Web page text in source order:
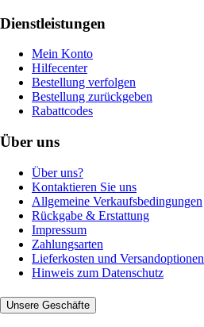
Dienstleistungen
Mein Konto
Hilfecenter
Bestellung verfolgen
Bestellung zurückgeben
Rabattcodes
Über uns
Über uns?
Kontaktieren Sie uns
Allgemeine Verkaufsbedingungen
Rückgabe & Erstattung
Impressum
Zahlungsarten
Lieferkosten und Versandoptionen
Hinweis zum Datenschutz
Unsere Geschäfte